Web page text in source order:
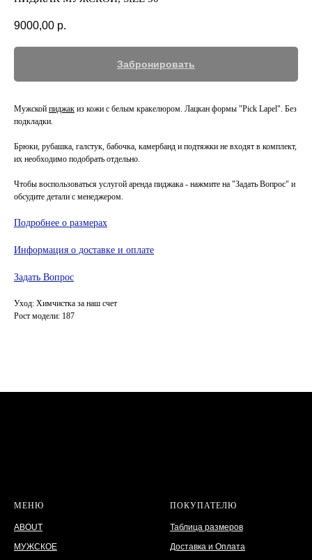
9000,00 р.
Забронировать
Мужской пиджак из кожи с белым кракелюром. Лацкан формы "Pick Lapel". Без
подкладки.
Брюки, рубашка, галстук, бабочка, камербанд и подтяжки не входят в комплект,
их необходимо подобрать отдельно.
Чтобы воспользоваться услугой аренда пиджака - нажмите на "Задать Вопрос" и
обсудите детали с менеджером.
Подробнее о размерах
Информация о доставке и оплате
Задать Вопрос
Уход: Химчистка за наш счет
Рост модели: 187
МЕНЮ
ABOUT
МУЖСКОЕ
ПОКУПАТЕЛЮ
Таблица размеров
Доставка и Оплата